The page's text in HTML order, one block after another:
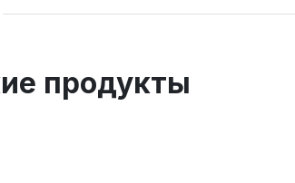
продукты